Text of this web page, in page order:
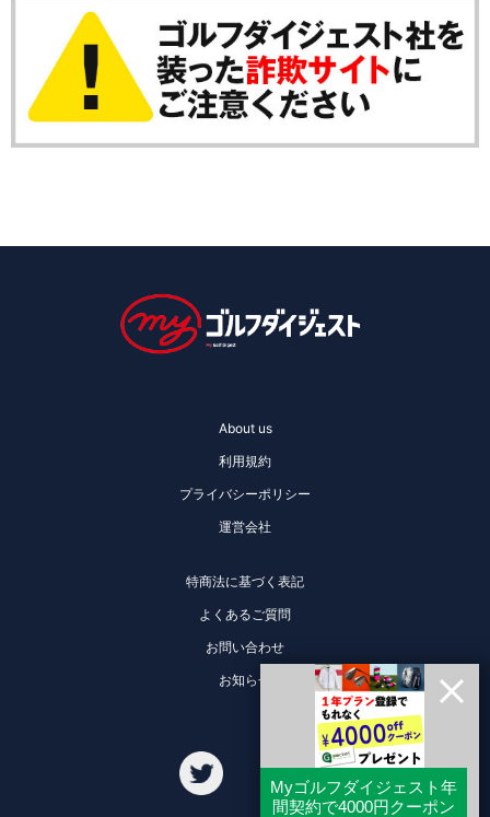
About us
利用規約
プライバシーポリシー
運営会社
特商法に基づく表記
よくあるご質問
お問い合わせ
お知らせ